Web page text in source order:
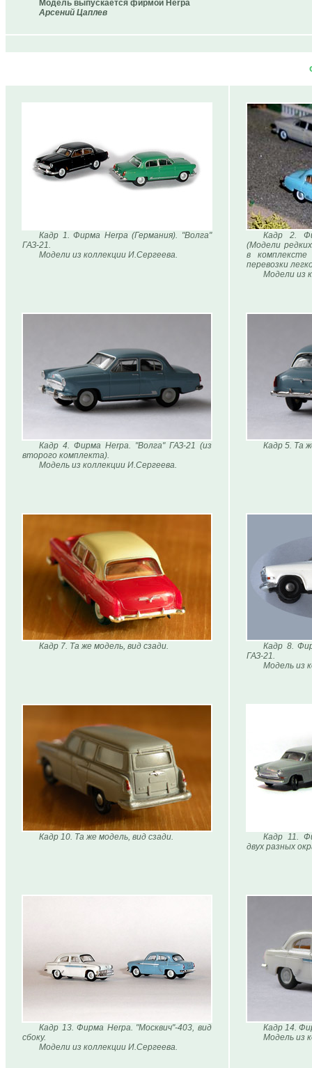
Модель выпускается фирмой Herpa
Арсений Цаплев
Кадр 1. Фирма Herpa (Германия). "Волга"
ГАЗ-21.
Модели из коллекции И.Сергеева.
Кадр 2.
(Модели
в
перевозки
Модели из
Кадр 4. Фирма Herpa. "Волга" ГАЗ-21 (из
второго комплекта).
Модель из коллекции И.Сергеева.
Кадр 5. Та
Кадр 7. Та же модель, вид сзади.
Кадр 8.
ГАЗ-21.
Модель из
Кадр 10. Та же модель, вид сзади.
Кадр 11.
двух разных
Кадр 13. Фирма Herpa. "Москвич"-403, вид
сбоку.
Модели из коллекции И.Сергеева.
Кадр 14.
Модель из